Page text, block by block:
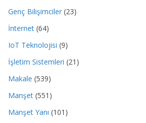
Genç Bilişimciler (23)
İnternet (64)
IoT Teknolojisi (9)
İşletim Sistemleri (21)
Makale (539)
Manşet (551)
Manşet Yanı (101)